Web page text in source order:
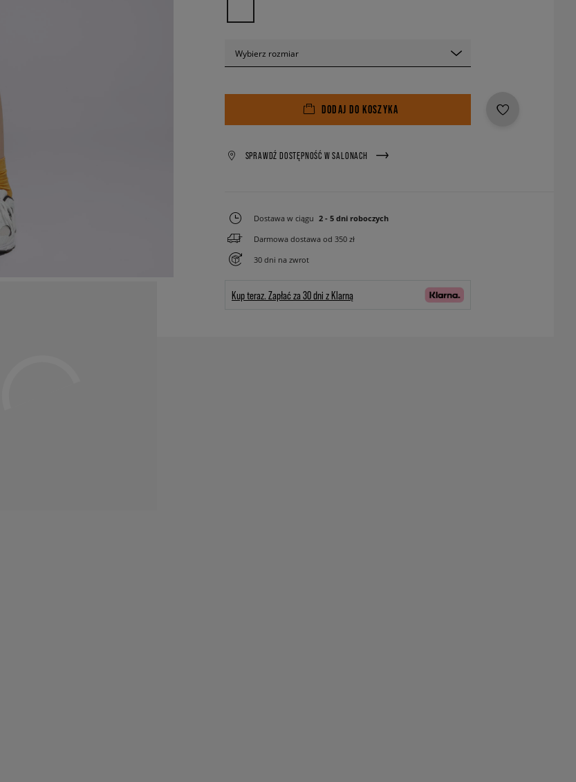
Wybierz rozmiar
DODAJ DO KOSZYKA
SPRAWDŹ DOSTĘPNOŚĆ W SALONACH
Dostawa w ciągu 2 - 5 dni roboczych
Darmowa dostawa od 350 zł
30 dni na zwrot
Kup teraz. Zapłać za 30 dni z Klarną